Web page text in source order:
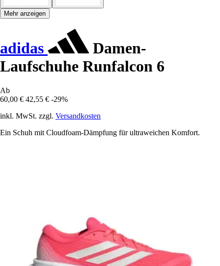
Mehr anzeigen
adidas
Damen-
Laufschuhe Runfalcon 6
Ab
60,00 € 42,55 € -29%
inkl. MwSt. zzgl. Versandkosten
Ein Schuh mit Cloudfoam-Dämpfung für ultraweichen Komfort.